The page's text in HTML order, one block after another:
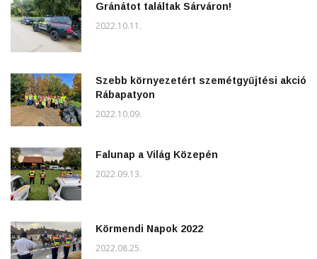
Gránátot találtak Sárváron!
2022.10.11.
Szebb környezetért szemétgyűjtési akció
Rábapatyon
2022.10.09.
Falunap a Világ Közepén
2022.09.13.
Körmendi Napok 2022
2022.08.25.